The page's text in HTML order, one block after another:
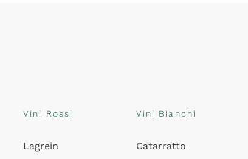
Vini Rossi
Lagrein
Vini Bianchi
Catarratto